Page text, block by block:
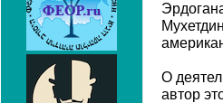
О
автор